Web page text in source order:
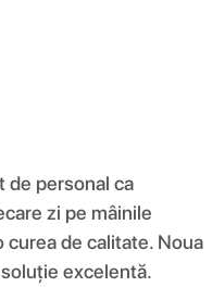
de personal ca
zi pe mâinile
curea de calitate. Noua
excelentă.